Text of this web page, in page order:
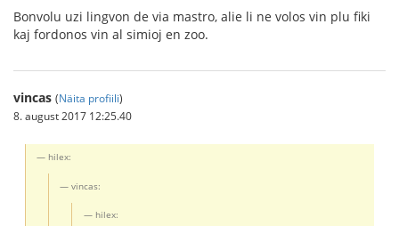
Bonvolu uzi lingvon de via mastro, alie li ne volos vin plu fiki
kaj fordonos vin al simioj en zoo.
vincas (Näita profiili)
8. august 2017 12:25.40
hilex:
vincas:
hilex: